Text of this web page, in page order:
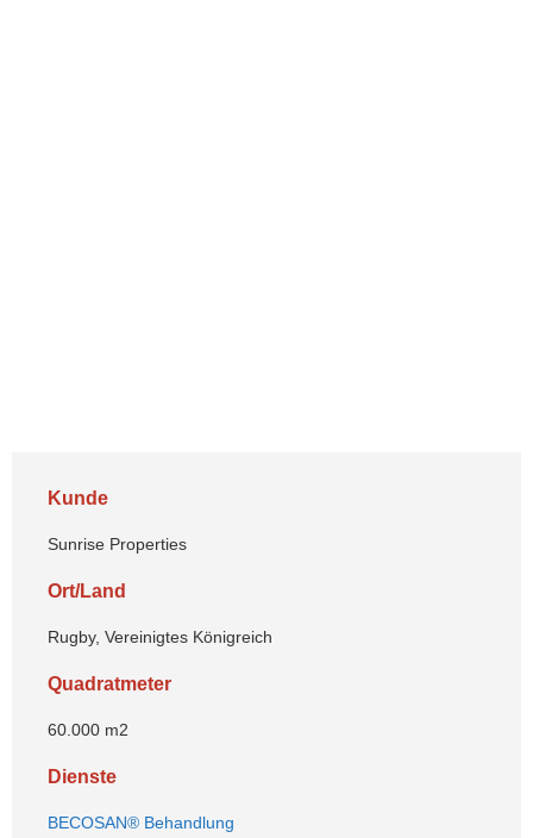
Kunde
Sunrise Properties
Ort/Land
Rugby, Vereinigtes Königreich
Quadratmeter
60.000 m2
Dienste
BECOSAN® Behandlung